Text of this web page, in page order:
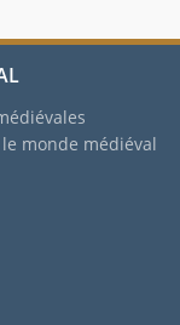
monde médiéval